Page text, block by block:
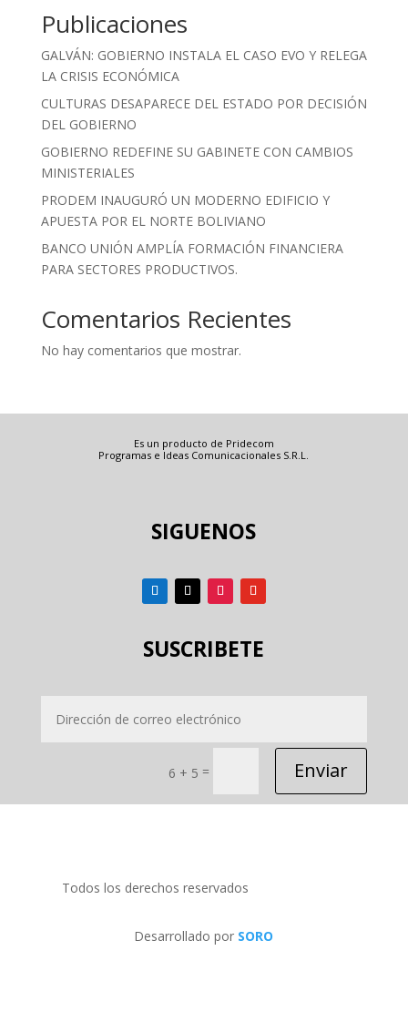
Publicaciones
GALVÁN: GOBIERNO INSTALA EL CASO EVO Y RELEGA
LA CRISIS ECONÓMICA
CULTURAS DESAPARECE DEL ESTADO POR DECISIÓN
DEL GOBIERNO
GOBIERNO REDEFINE SU GABINETE CON CAMBIOS
MINISTERIALES
PRODEM INAUGURÓ UN MODERNO EDIFICIO Y
APUESTA POR EL NORTE BOLIVIANO
BANCO UNIÓN AMPLÍA FORMACIÓN FINANCIERA
PARA SECTORES PRODUCTIVOS.
Comentarios Recientes
No hay comentarios que mostrar.
Es un producto de Pridecom
Programas e Ideas Comunicacionales S.R.L.
SIGUENOS
SUSCRIBETE
6 + 5 = Enviar
Todos los derechos reservados
Desarrollado por SORO